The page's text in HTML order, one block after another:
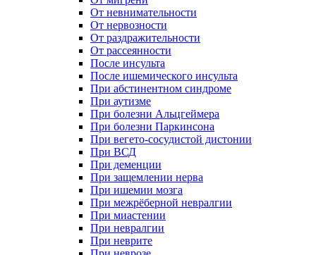
От невнимательности
От нервозности
От раздражительности
От рассеянности
После инсульта
После ишемического инсульта
При абстинентном синдроме
При аутизме
При болезни Альцгеймера
При болезни Паркинсона
При вегето-сосудистой дистонии
При ВСД
При деменции
При защемлении нерва
При ишемии мозга
При межрёберной невралгии
При миастении
При невралгии
При неврите